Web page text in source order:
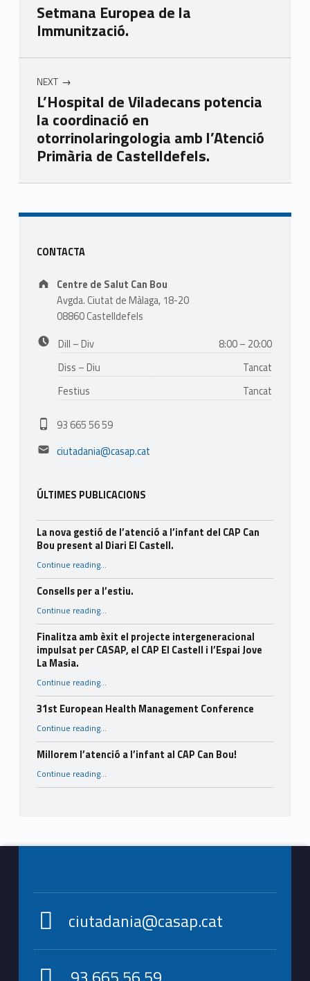
Setmana Europea de la
Immunització.
NEXT
L’Hospital de Viladecans potencia
la coordinació en
otorrinolaringologia amb l’Atenció
Primària de Castelldefels.
Skip back to main navigation
Sidebar
CONTACTA
Address:
Centre de Salut Can Bou
Avgda. Ciutat de Màlaga, 18-20
08860 Castelldefels
Dill – Div
8:00 – 20:00
Diss – Diu
Tancat
Festius
Tancat
Phone number:
93 665 56 59
Email address:
ciutadania@casap.cat
ÚLTIMES PUBLICACIONS
La nova gestió de l’atenció a l’infant del CAP Can
Bou present al Diari El Castell.
Continue reading“La nova gestió de l’atenció a l’infant del CAP Can Bou present al Diari El Castell.”
…
Consells per a l’estiu.
Continue reading…
Finalitza amb èxit el projecte intergeneracional
impulsat per CASAP, el CAP El Castell i l’Espai Jove
La Masia.
Continue reading“Finalitza amb èxit el projecte intergeneracional impulsat per CASAP, el CAP El Castell i l’Espai Jove La Masia.”
…
31st European Health Management Conference
Continue reading“31st European Health Management Conference”
…
Millorem l’atenció a l’infant al CAP Can Bou!
Continue reading“Millorem l’atenció a l’infant al CAP Can Bou!”
…
Footer info sidebar
ciutadania@casap.cat